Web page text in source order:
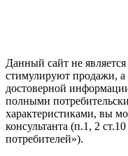
Данный сайт не
стимулируют продажи, а
достоверной
полными
характеристиками, вы
консультанта (п.1, 2
потребителей»).